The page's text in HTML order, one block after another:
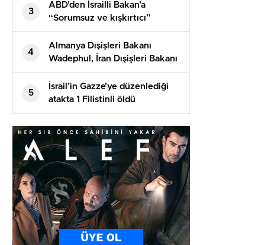
3
ABD’den İsrailli Bakan’a
“Sorumsuz ve kışkırtıcı”
suçlaması! Tıpkı sertlikte
karşılık geldi
4
Almanya Dışişleri Bakanı
Wadephul, İran Dışişleri Bakanı
Erakçi ile telefonda görüştü
5
İsrail’in Gazze’ye düzenlediği
atakta 1 Filistinli öldü